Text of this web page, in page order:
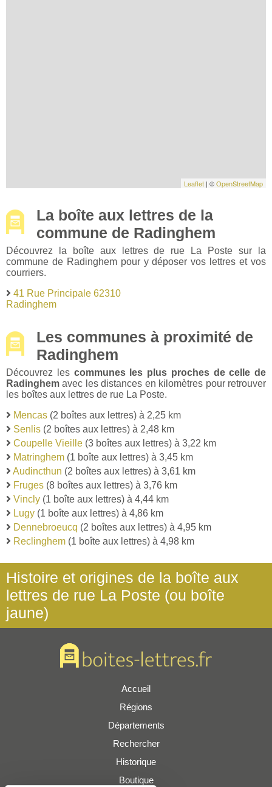
Leaflet | ©OpenStreetMap
La boîte aux lettres de la
commune de Radinghem
Découvrez la boîte aux lettres de rue La Poste sur la
commune de Radinghem pour y déposer vos lettres et vos
courriers.
41 Rue Principale 62310
Radinghem
Les communes à proximité de
Radinghem
Découvrez les communes les plus proches de celle de
Radinghem avec les distances en kilomètres pour retrouver
les boîtes aux lettres de rue La Poste.
Mencas (2 boîtes aux lettres) à 2,25 km
Senlis (2 boîtes aux lettres) à 2,48 km
Coupelle Vieille (3 boîtes aux lettres) à 3,22 km
Matringhem (1 boîte aux lettres) à 3,45 km
Audincthun (2 boîtes aux lettres) à 3,61 km
Fruges (8 boîtes aux lettres) à 3,76 km
Vincly (1 boîte aux lettres) à 4,44 km
Lugy (1 boîte aux lettres) à 4,86 km
Dennebroeucq (2 boîtes aux lettres) à 4,95 km
Reclinghem (1 boîte aux lettres) à 4,98 km
Histoire et origines de la boîte aux
lettres de rue La Poste (ou boîte
jaune)
Accueil
Régions
Départements
Rechercher
Historique
Boutique